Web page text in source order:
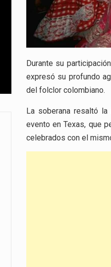
Durante su
expresó su profundo
del folclor colombiano.
La soberana resaltó la
evento en Texas, que
celebrados con el